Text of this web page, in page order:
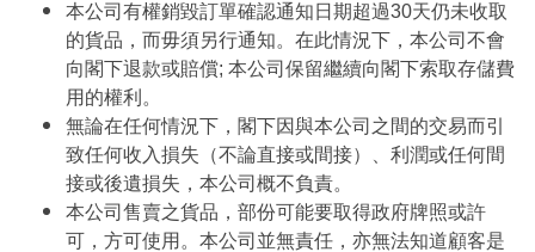
本公司有權銷毀訂單確認通知日期超過30天仍未收取
的貨品，而毋須另行通知。在此情況下，本公司不會
向閣下退款或賠償; 本公司保留繼續向閣下索取存儲費
用的權利。
無論在任何情況下，閣下因與本公司之間的交易而引
致任何收入損失（不論直接或間接）、利潤或任何間
接或後遺損失，本公司概不負責。
本公司售賣之貨品，部份可能要取得政府牌照或許
可，方可使用。本公司並無責任，亦無法知道顧客是